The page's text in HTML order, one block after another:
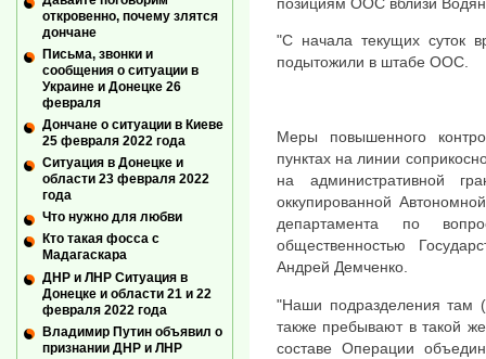
"С начала текущих суток
подытожили в штабе ООС.
Меры повышенного
пунктах на линии
на административной
оккупированной
департамента по
общественностью
Андрей Демченко.
"Наши подразделения там
также пребывают в такой
составе Операции
откровенно, почему злятся
дончане
Письма, звонки и
сообщения о ситуации в
Украине и Донецке 26
февраля
Дончане о ситуации в Киеве
25 февраля 2022 года
Ситуация в Донецке и
области 23 февраля 2022
года
Что нужно для любви
Кто такая фосса с
Мадагаскара
ДНР и ЛНР Ситуация в
Донецке и области 21 и 22
февраля 2022 года
Владимир Путин объявил о
признании ДНР и ЛНР